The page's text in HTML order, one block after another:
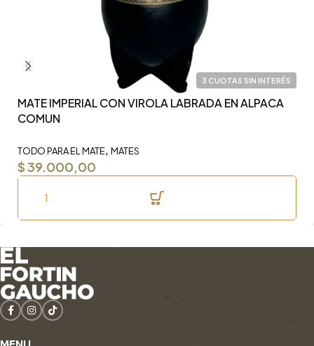
3 CUOTAS SIN INTERÉS
MATE IMPERIAL CON VIROLA LABRADA EN ALPACA
COMUN
TODO PARA EL MATE, MATES
$39.000,00